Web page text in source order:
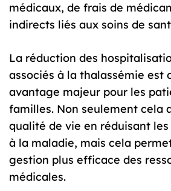
médicaux, de frais de
indirects liés aux soins de
La réduction des
associés à la thalassémie est
avantage majeur pour les
familles. Non seulement cela
qualité de vie en réduisant
à la maladie, mais cela
gestion plus efficace des
médicales.